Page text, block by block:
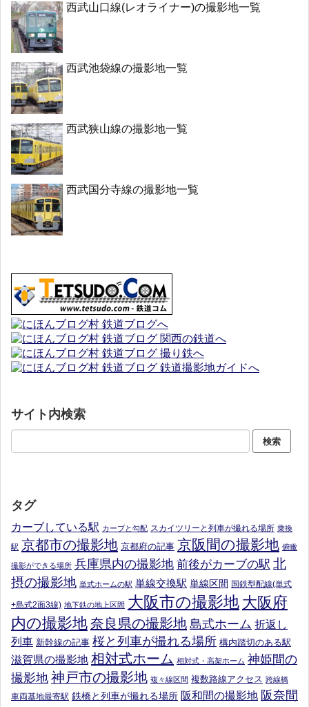
西武山口線(レオライナー)の撮影地一覧
西武池袋線の撮影地一覧
西武狭山線の撮影地一覧
西武国分寺線の撮影地一覧
サイト内検索
タグ
カーブしている駅 カーブと勾配 スカイツリーと列車が撮れる場所 乗換
駅 京都市の撮影地 京都府の記事 京阪間の撮影地 俯瞰
撮影ができる場所 兵庫県内の撮影地 前後がカーブの駅 北
摂の撮影地 単式ホームの駅 単線交換駅 単線区間 国鉄型配線(単式
+島式2面3線) 地下鉄の地上区間 大阪市の撮影地 大阪府
内の撮影地奈良県の撮影地 島式ホーム 折返し
列車 新幹線の記事 桜と列車が撮れる場所 構内踏切のある駅
滋賀県の撮影地 相対式ホーム 相対式・高架ホーム 神姫間の
撮影地神戸市の撮影地 複々線区間 複数路線アクセス 跨線橋
車両基地最寄駅 鉄橋と列車が撮れる場所 阪和間の撮影地 阪奈間